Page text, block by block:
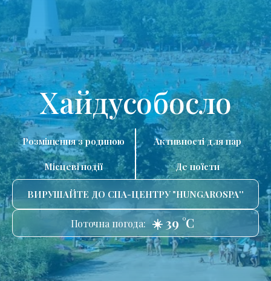
Хайдусобосло
Розміщення з родиною Активності для пар
Місцеві події Де поїсти
ВИРУШАЙТЕ ДО СПА-ЦЕНТРУ "HUNGAROSPA''
Поточна погода: ☀️ 39 °C